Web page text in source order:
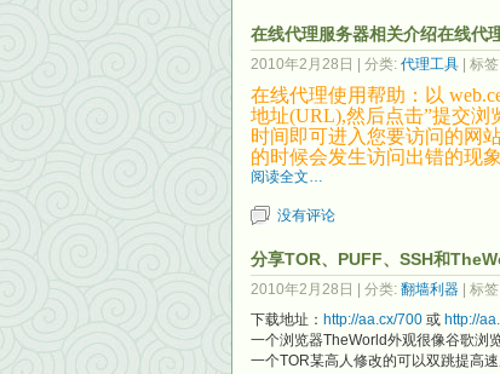
在线代理服务器相关介绍在线代
2010年2月28日 | 分类: 代理工具 | 标
在线代理使用帮助：以
地址(URL),然后点击”提交浏
时间即可进入您要访问的网
的时候会发生访问出错的现
阅读全文…
没有评论
分享TOR、PUFF、SSH和
2010年2月28日 | 分类: 翻墙利器 | 标
下载地址： http://aa.cx/700 或 http://
一个浏览器TheWorld外观很像谷歌浏
一个TOR某高人修改的可以双跳提高